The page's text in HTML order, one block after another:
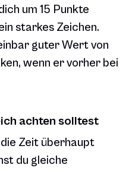
um 15 Punkte
starkes Zeichen.
guter Wert von
wenn er vorher bei
achten solltest
Zeit überhaupt
du gleiche